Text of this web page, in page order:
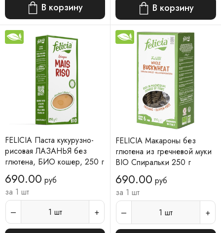
В корзину В корзину
FELICIA Паста кукурузно-
рисовая ЛАЗАНЬЯ без
глютена, БИО кошер, 250 г
690.00 руб
за 1 шт
1 шт
FELICIA Макароны без
глютена из гречневой муки
BIO Спиральки 250 г
690.00 руб
за 1 шт
1 шт